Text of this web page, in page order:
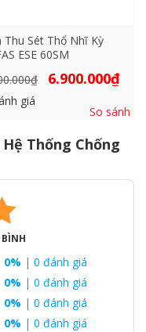
Thu Sét Thổ Nhĩ Kỳ
ESE 60SM
₫
Giá
gốc
7.500.000₫.
6.900.000₫Giá
là:
giá
So sánh
Thống Chống
0% | 0 đánh giá
0% | 0 đánh giá
0% | 0 đánh giá
0% | 0 đánh giá